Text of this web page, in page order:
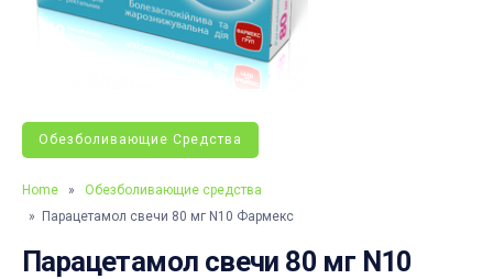
Обезболивающие Средства
Home »
Обезболивающие средства
» Парацетамол свечи 80 мг N10 Фармекс
Парацетамол свечи 80 мг N10